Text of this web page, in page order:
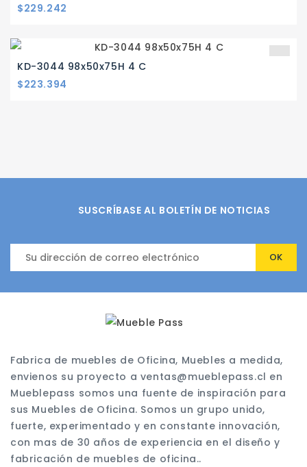
Precio
$229.242
KD-3044 98x50x75H 4 C
Precio
$223.394
SUSCRÍBASE AL BOLETÍN DE NOTICIAS
Fabrica de muebles de Oficina, Muebles a medida,
envienos su proyecto a ventas@mueblepass.cl en
Mueblepass somos una fuente de inspiración para
sus Muebles de Oficina. Somos un grupo unido,
fuerte, experimentado y en constante innovación,
con mas de 30 años de experiencia en el diseño y
fabricación de muebles de oficina..